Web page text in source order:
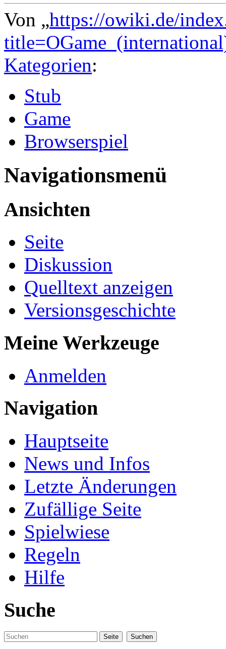
Von „https://owiki.de/
Kategorien:
Stub
Game
Browserspiel
Navigationsmenü
Ansichten
Seite
Diskussion
Quelltext anzeigen
Versionsgeschichte
Meine Werkzeuge
Anmelden
Navigation
Hauptseite
News und Infos
Letzte Änderungen
Zufällige Seite
Spielwiese
Regeln
Hilfe
Suche